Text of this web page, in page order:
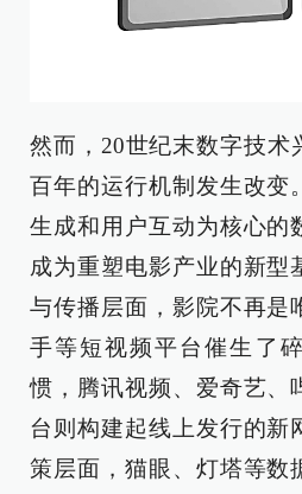
然而，20世纪末数字技术
百年的运行机制发生改变
生成和用户互动为核心的
成为重塑电影产业的新型
与传播层面，影院不再是
手等短视频平台催生了
惯，腾讯视频、爱奇艺、
台则构建起线上发行的新
策层面，猫眼、灯塔等数